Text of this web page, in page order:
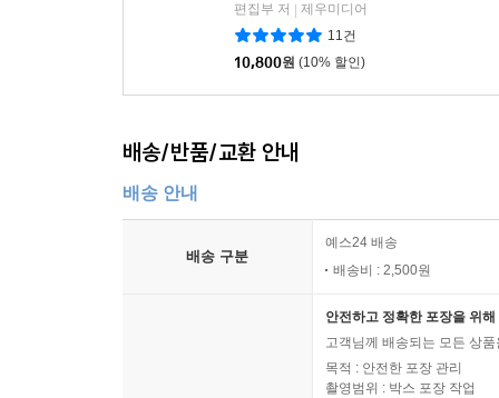
편집부 저
제우미디어
11건
10,800원 (10% 할인)
배송/반품/교환 안내
배송 안내
배송 구분
예스24 배송
배송비 : 2,500원
안전하고 정확한 포장을 위
고객님께 배송되는 모든 상
목적 : 안전한 포장 관리
촬영범위 : 박스 포장 작업